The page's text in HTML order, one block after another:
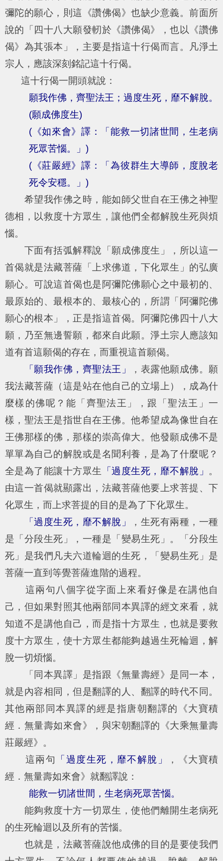
彌陀的願心，則這《讚佛偈》也缺少意義。前面所
說的「四十八大願發軔於《讚佛偈》，也以《讚佛
偈》為其張本」，主要是指這十行偈而言。凡淨土
宗人，應該深刻銘記這十行偈。
這十行偈一開頭就說：
願我作佛，齊聖法王；過度生死，靡不解脫。
(願成佛度生)
(《如來會》譯：「能救一切諸世間，生老病
死眾苦惱。」)
(《莊嚴經》譯：「為彼群生大導師，度脫老
死令安穩。」)
希望我作佛之時，能如師父世自在王佛之神聖
德相，以救度十方眾生，讓他們全都解脫生死與煩
惱。
下面有括弧解釋說「願成佛度生」，所以這一
首偈就是法藏菩薩「上求佛道，下化眾生」的弘廣
願心。可說這首偈也是阿彌陀佛願心之中最初的、
最原始的、最根本的、最核心的，所謂「阿彌陀佛
願心的根本」，正是指這首偈。阿彌陀佛四十八大
願，乃至無邊誓願，都來自此願。淨土宗人應該知
道有首這願偈的存在，而重視這首願偈。
「願我作佛，齊聖法王」
，表露他願成佛。願
我法藏菩薩（這是站在他自己的立場上），成為什
麼樣的佛呢？能「齊聖法王」，跟「聖法王」一
樣，聖法王是指世自在王佛。他希望成為像世自在
王佛那樣的佛，那樣的崇高偉大。他發願成佛不是
單單為自己的解脫或是名聞利養，是為了什麼呢？
全是為了能讓十方眾生
「過度生死，靡不解脫」 。
由這一首偈就顯露出，法藏菩薩他要上求菩提、下
化眾生，而上求菩提的目的是為了下化眾生。
「過度生死，靡不解脫」
，生死有兩種，一種
是「分段生死」，一種是「變易生死」。「分段生
死」是我們凡夫六道輪迴的生死，「變易生死」是
菩薩一直到等覺菩薩進階的過程。
這兩句八個字從字面上來看好像是在講他自
己，但如果對照其他兩部同本異譯的經文來看，就
知道不是講他自己，而是指十方眾生，也就是要救
度十方眾生，使十方眾生都能夠越過生死輪迴，解
脫一切煩惱。
「同本異譯」是指跟《無量壽經》是同一本，
就是內容相同，但是翻譯的人、翻譯的時代不同。
其他兩部同本異譯的經是指唐朝翻譯的《大寶積
經．無量壽如來會》，與宋朝翻譯的《大乘無量壽
莊嚴經》。
這兩句
「過度生死，靡不解脫」
，《大寶積
經．無量壽如來會》就翻譯說：
能救一切諸世間，生老病死眾苦惱。
能夠救度十方一切眾生，使他們離開生老病死
的生死輪迴以及所有的苦惱。
也就是，法藏菩薩說他成佛的目的是要使我們